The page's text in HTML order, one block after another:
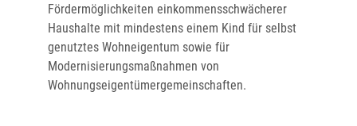
Fördermöglichkeiten einkommensschwächerer
Haushalte mit mindestens einem Kind für selbst
genutztes Wohneigentum sowie für
Modernisierungsmaßnahmen von
Wohnungseigentümergemeinschaften.